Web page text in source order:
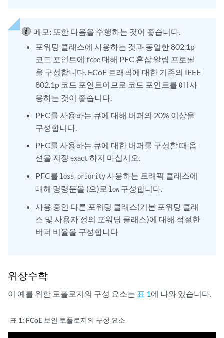
메모: 또한 다음을 수행하는 것이 좋습니다.
포워딩 클래스에 사용하는 것과 동일한 802.1p
코드 포인트에 fcoe대해 PFC 혼잡 알림 프로필
을 구성합니다. FCoE 트래픽에 대한 기존의 IEEE
802.1p 코드 포인트이므로 코드 포인트를011사
용하는 것이 좋습니다.
PFC를 사용하는 큐에 대해 버퍼의 20% 이상을
구성합니다.
PFC를 사용하는 큐에 대한 버퍼를 구성할 때 옵
션을 지정exact하지 마십시오.
PFC를 loss-priority사용하는 트래픽 클래스에
대해 명령문을 (으)로 low 구성합니다.
사용 중인 다른 포워딩 클래스(기본 포워딩 클래
스 및 사용자 정의 포워딩 클래스)에 대해 적절한
버퍼 비율을 구성합니다
위상수학
이 예를 위한 토폴로지의 구성 요소는 표 1에 나와 있습니다.
표 1: FCoE 보안 토폴로지의 구성 요소